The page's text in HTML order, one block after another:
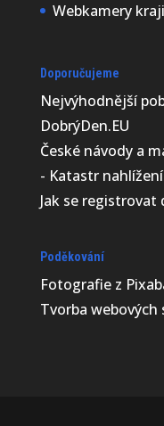
Webkamery
Doporučujeme
Nejvýhodnější
DobrýDen.EU
České návodya
- Katastr nahlížení
Jak se registrovat
Poděkování
Fotografie z
Tvorba webových